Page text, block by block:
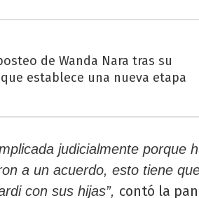
de Wanda Nara tras su
establece una nueva etapa
judicialmente porque
a un acuerdo, esto tiene
con sus hijas”, contó la